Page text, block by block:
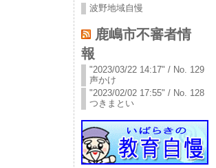
波野地域自慢
鹿嶋市不審者情
報
"2023/03/22 14:17" / No. 129
声かけ
"2023/02/02 17:55" / No. 128
つきまとい